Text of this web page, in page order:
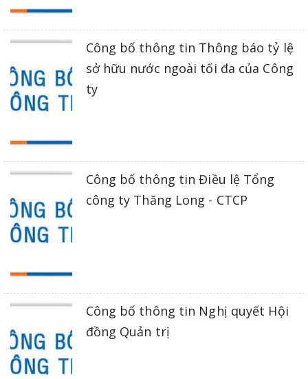
Công bố thông tin Thông báo tỷ lệ
sở hữu nước ngoài tối đa của Công
ty
Công bố thông tin Điều lệ Tổng
công ty Thăng Long - CTCP
Công bố thông tin Nghị quyết Hội
đồng Quản trị